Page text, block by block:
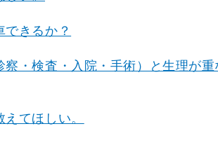
できるか？
察・検査・入院・手術）と生理が重
てほしい。